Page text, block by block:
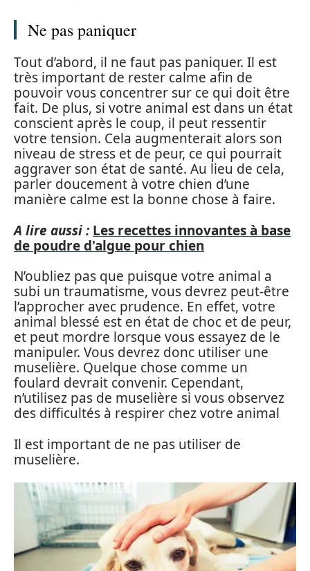
Ne pas paniquer
Tout d’abord, il ne faut pas paniquer. Il est
très important de rester calme afin de
pouvoir vous concentrer sur ce qui doit être
fait. De plus, si votre animal est dans un état
conscient après le coup, il peut ressentir
votre tension. Cela augmenterait alors son
niveau de stress et de peur, ce qui pourrait
aggraver son état de santé. Au lieu de cela,
parler doucement à votre chien d’une
manière calme est la bonne chose à faire.
A lire aussi : Les recettes innovantes à base
de poudre d'algue pour chien
N’oubliez pas que puisque votre animal a
subi un traumatisme, vous devrez peut-être
l’approcher avec prudence. En effet, votre
animal blessé est en état de choc et de peur,
et peut mordre lorsque vous essayez de le
manipuler. Vous devrez donc utiliser une
muselière. Quelque chose comme un
foulard devrait convenir. Cependant,
n’utilisez pas de muselière si vous observez
des difficultés à respirer chez votre animal
Il est important de ne pas utiliser de
muselière.